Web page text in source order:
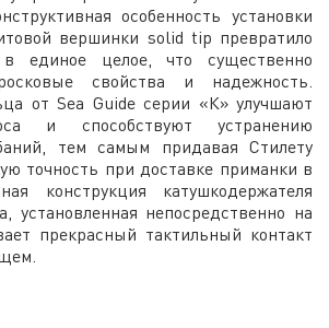
особенность установки
вершинки solid tip превратило
единое целое, что существенно
свойства и надежность.
от Sea Guide серии «К» улучшают
и способствуют устранению
тем самым придавая Стилету
точность при доставке приманки в
конструкция катушкодержателя
установленная непосредственно на
прекрасный тактильный контакт